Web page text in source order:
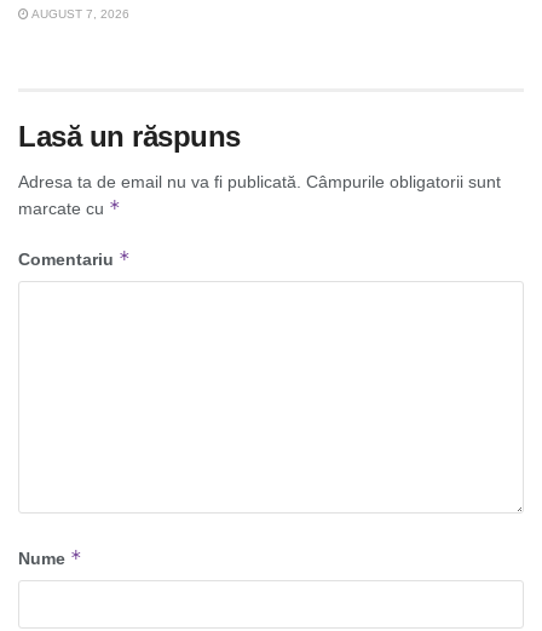
AUGUST 7, 2026
Lasă un răspuns
Adresa ta de email nu va fi publicată. Câmpurile obligatorii sunt
marcate cu *
Comentariu *
Nume *